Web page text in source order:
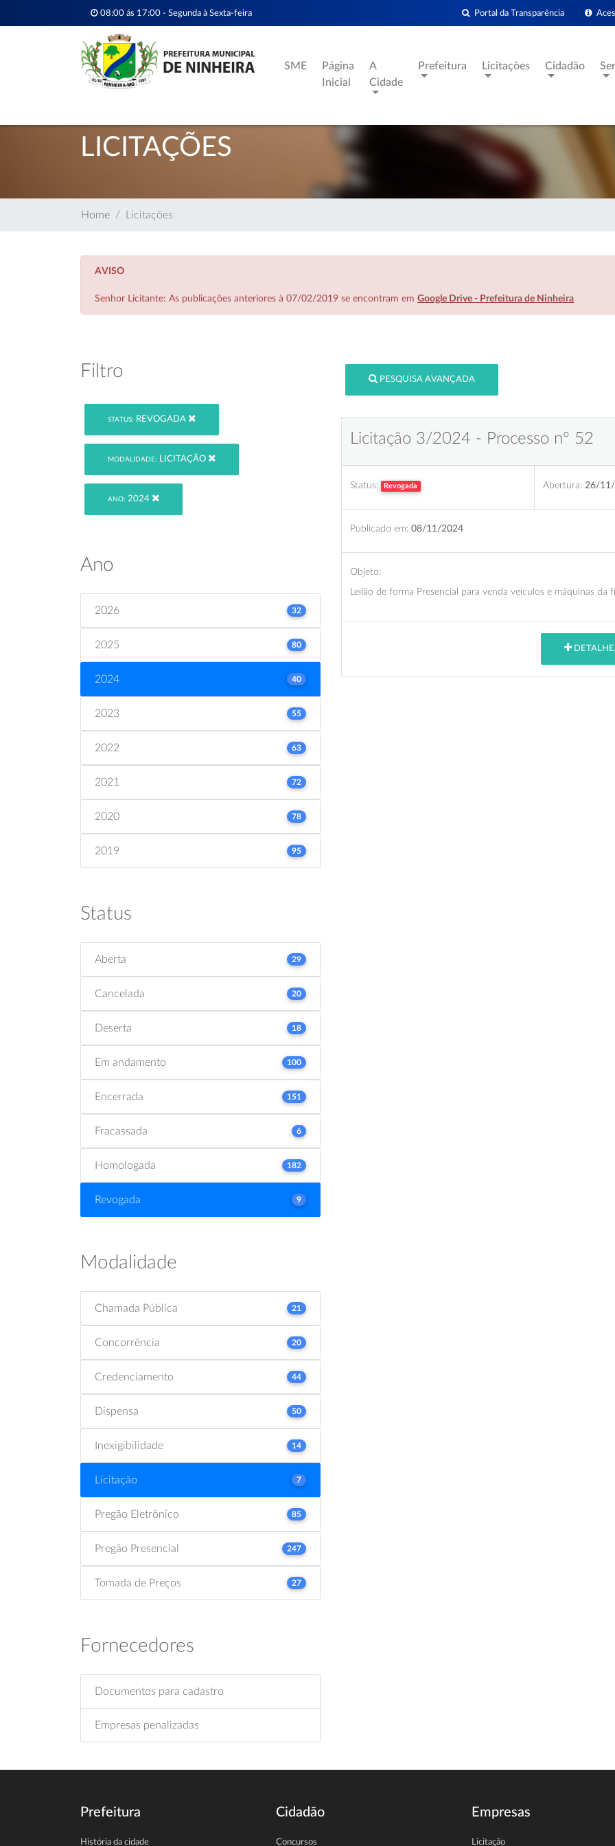
08:00 ás 17:00 - Segunda à Sexta-feira Portal da Transparência
SME
Página
Inicial
A
Cidade
Prefeitura Licitações Cidadão
LICITAÇÕES
Home Licitações
AVISO
Senhor Licitante: As publicações anteriores à 07/02/2019 se encontram em Google Drive - Prefeitura de Ninheira
Filtro
STATUS: REVOGADA
MODALIDADE: LICITAÇÃO
ANO: 2024
Ano
2026 32
2025 80
2024 40
2023 55
2022 63
2021 72
2020 78
2019 95
Status
Aberta 29
Cancelada 20
Deserta 18
Em andamento 100
Encerrada 151
Fracassada 6
Homologada 182
Revogada 9
Modalidade
Chamada Pública 21
Concorrência 20
Credenciamento 44
Dispensa 50
Inexigibilidade 14
Licitação 7
Pregão Eletrônico 85
Pregão Presencial 247
Tomada de Preços 27
Fornecedores
Documentos para cadastro
Empresas penalizadas
PESQUISA AVANÇADA
Licitação 3/2024 - Processo nº 52
Status: Revogada Abertura: 26/
Publicado em: 08/11/2024
Objeto:
Leilão de forma Presencial para venda veículos e máquinas
Prefeitura
História da cidade
Cidadão
Concursos
Empresas
Licitação